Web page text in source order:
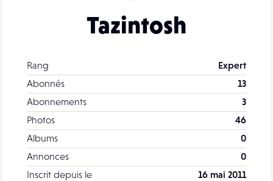
Tazintosh
Rang
Expert
Abonnés
13
Abonnements
3
Photos
46
Albums
0
Annonces
0
Inscrit depuis le
16 mai 2011